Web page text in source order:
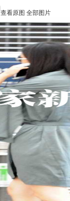
查看原图 全部图片